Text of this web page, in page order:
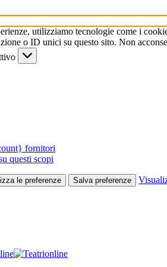
utilizziamo tecnologie come i
o ID unici su questo sito. Non
fornitori
questi scopi
le preferenze Salva preferenze